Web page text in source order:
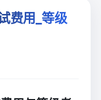
费用_等级